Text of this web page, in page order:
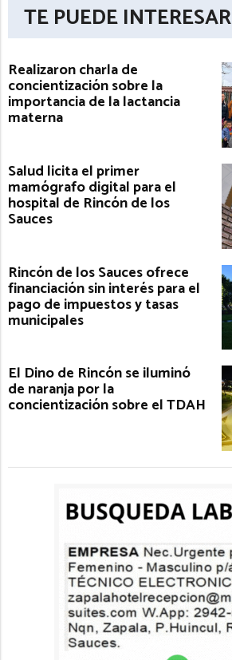
TE PUEDE INTERESAR
Realizaron charla de
concientización sobre la
importancia de la lactancia
materna
Salud licita el primer
mamógrafo digital para el
hospital de Rincón de los
Sauces
Rincón de los Sauces ofrece
financiación sin interés para el
pago de impuestos y tasas
municipales
El Dino de Rincón se iluminó
de naranja por la
concientización sobre el TDAH